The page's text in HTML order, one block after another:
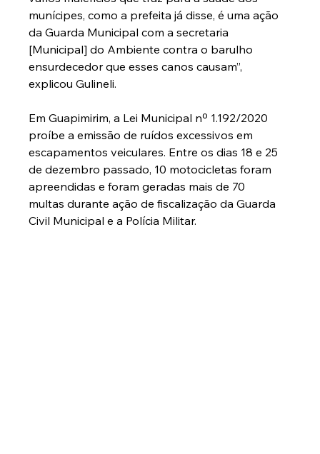
munícipes, como a prefeita já disse, é uma ação
da Guarda Municipal com a secretaria
[Municipal] do Ambiente contra o barulho
ensurdecedor que esses canos causam”,
explicou Gulineli.
Em Guapimirim, a Lei Municipal nº 1.192/2020
proíbe a emissão de ruídos excessivos em
escapamentos veiculares. Entre os dias 18 e 25
de dezembro passado, 10 motocicletas foram
apreendidas e foram geradas mais de 70
multas durante ação de fiscalização da Guarda
Civil Municipal e a Polícia Militar.